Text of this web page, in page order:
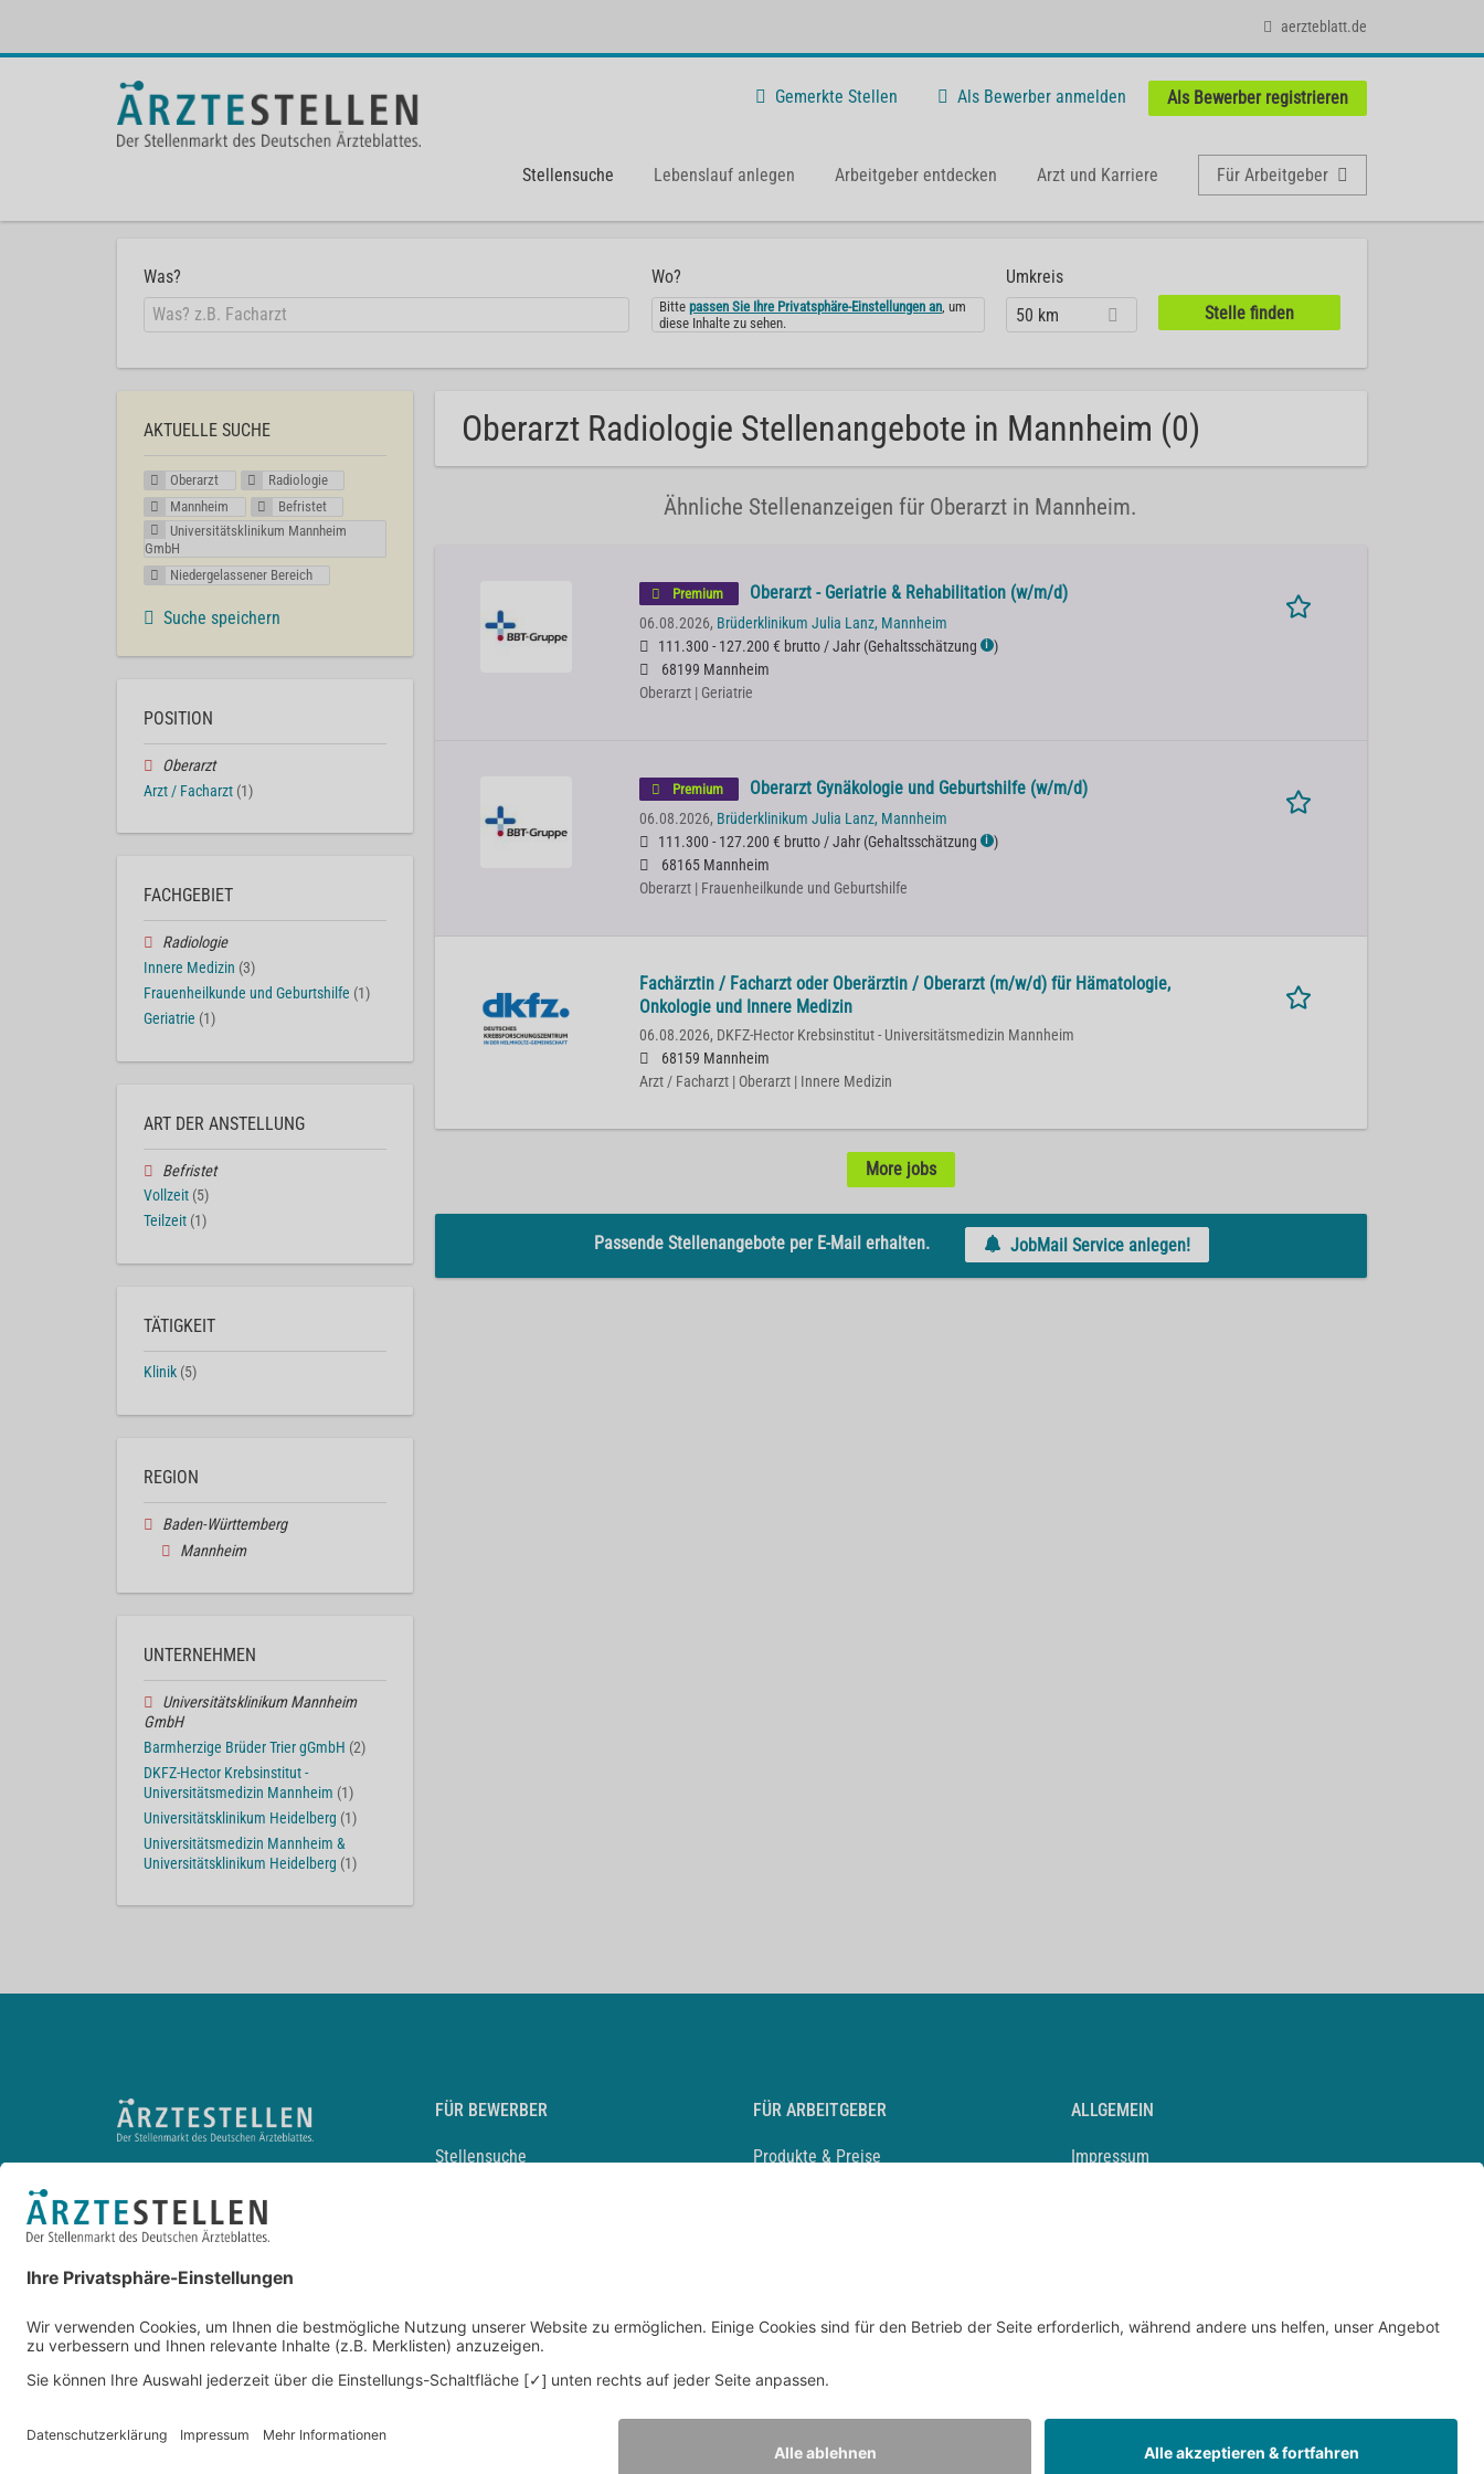
aerzteblatt.de
Gemerkte Stellen Als Bewerber anmelden Als Bewerber registrieren
Stellensuche Lebenslauf anlegen Arbeitgeber entdecken Arzt und Karriere Für Arbeitgeber
Was? Wo?
Bittepassen Sie Ihre Privatsphäre-Einstellungen an, um
diese Inhalte zu sehen.
Umkreis
50 km
Oberarzt Radiologie Stellenangebote in Mannheim (0)
Ähnliche Stellenanzeigen für Oberarzt in Mannheim.
Premium Oberarzt - Geriatrie & Rehabilitation (w/m/d)
06.08.2026, Brüderklinikum Julia Lanz, Mannheim
111.300 - 127.200 € brutto / Jahr (Gehaltsschätzung ℹ )
68199 Mannheim
Oberarzt | Geriatrie
Premium Oberarzt Gynäkologie und Geburtshilfe (w/m/d)
06.08.2026, Brüderklinikum Julia Lanz, Mannheim
111.300 - 127.200 € brutto / Jahr (Gehaltsschätzung ℹ )
68165 Mannheim
Oberarzt | Frauenheilkunde und Geburtshilfe
Fachärztin / Facharzt oder Oberärztin / Oberarzt (m/w/d) für Hämatologie,
Onkologie und Innere Medizin
06.08.2026, DKFZ-Hector Krebsinstitut - Universitätsmedizin Mannheim
68159 Mannheim
Arzt / Facharzt | Oberarzt | Innere Medizin
More jobs
Passende Stellenangebote per E-Mail erhalten. JobMail Service anlegen!
AKTUELLE SUCHE
Oberarzt
Radiologie
Mannheim
Befristet
Universitätsklinikum Mannheim
GmbH
Niedergelassener Bereich
Suche speichern
POSITION
Oberarzt
Arzt / Facharzt (1)
FACHGEBIET
Radiologie
Innere Medizin (3)
Frauenheilkunde und Geburtshilfe (1)
Geriatrie (1)
ART DER ANSTELLUNG
Befristet
Vollzeit (5)
Teilzeit (1)
TÄTIGKEIT
Klinik (5)
REGION
Baden-Württemberg
Mannheim
UNTERNEHMEN
Universitätsklinikum Mannheim
GmbH
Barmherzige Brüder Trier gGmbH (2)
DKFZ-Hector Krebsinstitut -
Universitätsmedizin Mannheim (1)
Universitätsklinikum Heidelberg (1)
Universitätsmedizin Mannheim &
Universitätsklinikum Heidelberg (1)
FÜR BEWERBER
Stellensuche
Durchsuchen Sie den Stellenkatalog
FÜR ARBEITGEBER
Produkte & Preise
ALLGEMEIN
Impressum